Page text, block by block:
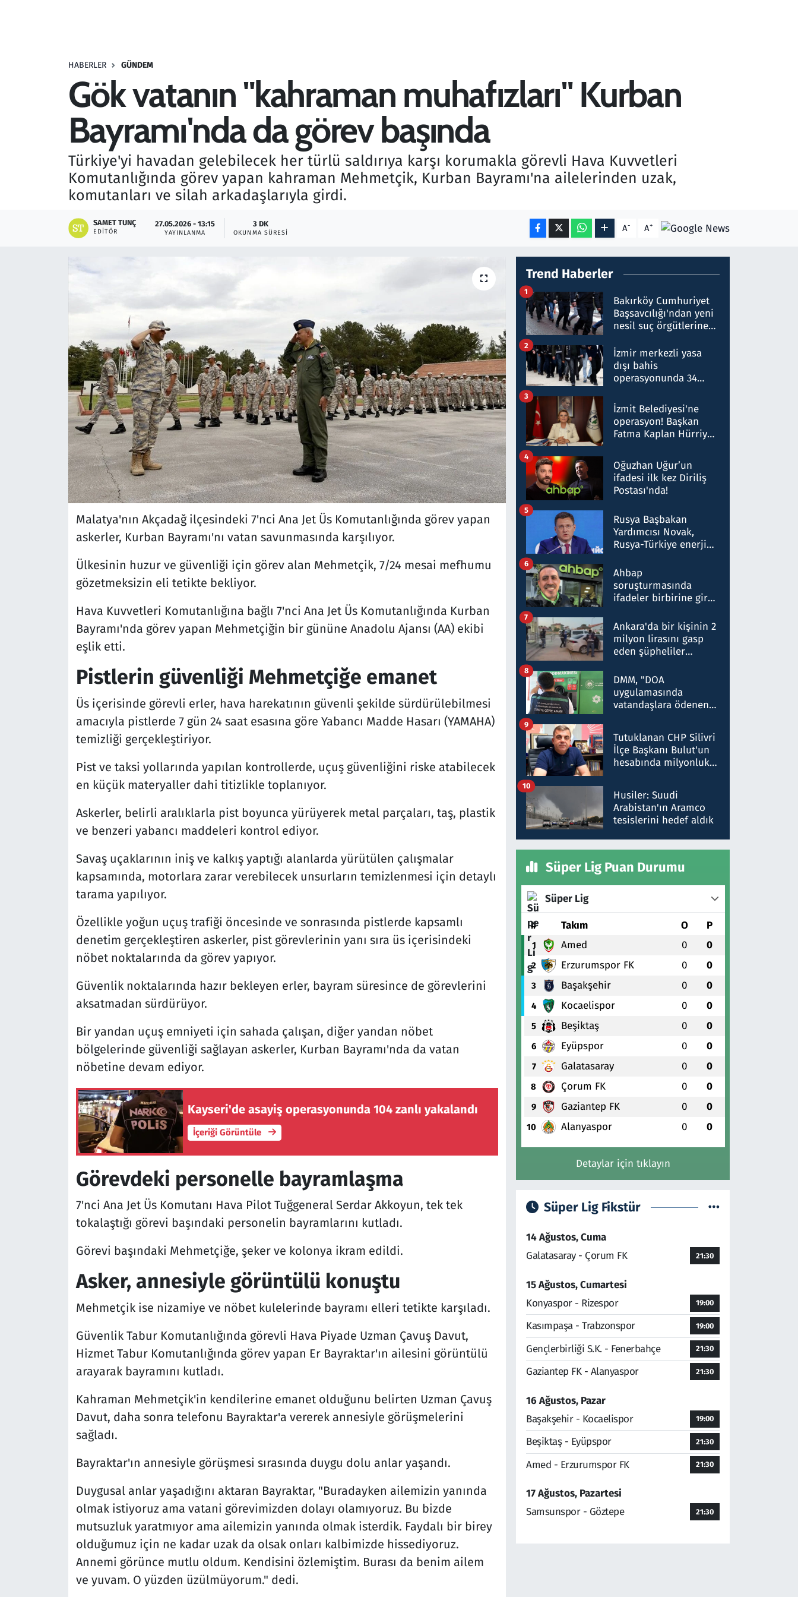
HABERLER GÜNDEM
Gök vatanın "kahraman muhafızları" Kurban
Bayramı'nda da görev başında
Türkiye'yi havadan gelebilecek her türlü saldırıya karşı korumakla görevli Hava Kuvvetleri
Komutanlığında görev yapan kahraman Mehmetçik, Kurban Bayramı'na ailelerinden uzak,
komutanları ve silah arkadaşlarıyla girdi.
SAMET TUNÇ
EDITÖR
27.05.2026 - 13:15
YAYINLANMA
3 DK
OKUNMA SÜRESI A- A+
Malatya'nın Akçadağ ilçesindeki 7'nci Ana Jet Üs Komutanlığında görev yapan
askerler, Kurban Bayramı'nı vatan savunmasında karşılıyor.
Ülkesinin huzur ve güvenliği için görev alan Mehmetçik, 7/24 mesai mefhumu
gözetmeksizin eli tetikte bekliyor.
Hava Kuvvetleri Komutanlığına bağlı 7'nci Ana Jet Üs Komutanlığında Kurban
Bayramı'nda görev yapan Mehmetçiğin bir gününe Anadolu Ajansı (AA) ekibi
eşlik etti.
Pistlerin güvenliği Mehmetçiğe emanet
Üs içerisinde görevli erler, hava harekatının güvenli şekilde sürdürülebilmesi
amacıyla pistlerde 7 gün 24 saat esasına göre Yabancı Madde Hasarı (YAMAHA)
temizliği gerçekleştiriyor.
Pist ve taksi yollarında yapılan kontrollerde, uçuş güvenliğini riske atabilecek
en küçük materyaller dahi titizlikle toplanıyor.
Askerler, belirli aralıklarla pist boyunca yürüyerek metal parçaları, taş, plastik
ve benzeri yabancı maddeleri kontrol ediyor.
Savaş uçaklarının iniş ve kalkış yaptığı alanlarda yürütülen çalışmalar
kapsamında, motorlara zarar verebilecek unsurların temizlenmesi için detaylı
tarama yapılıyor.
Özellikle yoğun uçuş trafiği öncesinde ve sonrasında pistlerde kapsamlı
denetim gerçekleştiren askerler, pist görevlerinin yanı sıra üs içerisindeki
nöbet noktalarında da görev yapıyor.
Güvenlik noktalarında hazır bekleyen erler, bayram süresince de görevlerini
aksatmadan sürdürüyor.
Bir yandan uçuş emniyeti için sahada çalışan, diğer yandan nöbet
bölgelerinde güvenliği sağlayan askerler, Kurban Bayramı'nda da vatan
nöbetine devam ediyor.
Kayseri'de asayiş operasyonunda 104 zanlı yakalandı
İçeriği Görüntüle
Görevdeki personelle bayramlaşma
7'nci Ana Jet Üs Komutanı Hava Pilot Tuğgeneral Serdar Akkoyun, tek tek
tokalaştığı görevi başındaki personelin bayramlarını kutladı.
Görevi başındaki Mehmetçiğe, şeker ve kolonya ikram edildi.
Asker, annesiyle görüntülü konuştu
Mehmetçik ise nizamiye ve nöbet kulelerinde bayramı elleri tetikte karşıladı.
Güvenlik Tabur Komutanlığında görevli Hava Piyade Uzman Çavuş Davut,
Hizmet Tabur Komutanlığında görev yapan Er Bayraktar'ın ailesini görüntülü
arayarak bayramını kutladı.
Kahraman Mehmetçik'in kendilerine emanet olduğunu belirten Uzman Çavuş
Davut, daha sonra telefonu Bayraktar'a vererek annesiyle görüşmelerini
sağladı.
Bayraktar'ın annesiyle görüşmesi sırasında duygu dolu anlar yaşandı.
Duygusal anlar yaşadığını aktaran Bayraktar, "Buradayken ailemizin yanında
olmak istiyoruz ama vatani görevimizden dolayı olamıyoruz. Bu bizde
mutsuzluk yaratmıyor ama ailemizin yanında olmak isterdik. Faydalı bir birey
olduğumuz için ne kadar uzak da olsak onları kalbimizde hissediyoruz.
Annemi görünce mutlu oldum. Kendisini özlemiştim. Burası da benim ailem
ve yuvam. O yüzden üzülmüyorum." dedi.
Trend Haberler
Bakırköy Cumhuriyet
Başsavcılığı'ndan yeni
nesil suç örgütlerine
hakkında gözaltı kararı
1
İzmir merkezli yasa
dışı bahis
operasyonunda 34
Milyar liralık para
trafiği tespit edildi
2
İzmit Belediyesi'ne
operasyon! Başkan
Fatma Kaplan Hürriyet
3
Oğuzhan Uğur’un
ifadesi ilk kez Diriliş
Postası'nda!
4
Rusya Başbakan
Yardımcısı Novak,
Rusya-Türkiye enerji
nitelikte olduğunu
belirtti
5
Ahbap
soruşturmasında
ifadeler birbirine girdi:
ifadelerinden ortaya
çıkan tablo şok etti
6
Ankara'da bir kişinin 2
milyon lirasını gasp
eden şüpheliler
7
DMM, "DOA
uygulamasında
vatandaşlara ödenen
düşürüldüğü" iddiasını
yalanladı
8
Tutuklanan CHP Silivri
İlçe Başkanı Bulut'un
hesabında milyonluk
talimat verdi, ben
gönderdim
9
Husiler: Suudi
Arabistan'ın Aramco
tesislerini hedef aldık
10
Süper Lig Puan Durumu
Süper Lig
# Takım O P
1 Amed 0 0
2 Erzurumspor FK 0 0
3 Başakşehir 0 0
4 Kocaelispor 0 0
5 Beşiktaş 0 0
6 Eyüpspor 0 0
7 Galatasaray 0 0
8 Çorum FK 0 0
9 Gaziantep FK 0 0
10 Alanyaspor 0 0
Detaylar için tıklayın
Süper Lig Fikstür
14 Ağustos, Cuma
Galatasaray - Çorum FK
21:30
15 Ağustos, Cumartesi
Konyaspor - Rizespor
19:00
Kasımpaşa - Trabzonspor 19:00
Gençlerbirliği S.K. - Fenerbahçe 21:30
Gaziantep FK - Alanyaspor 21:30
16 Ağustos, Pazar
Başakşehir - Kocaelispor
19:00
Beşiktaş - Eyüpspor 21:30
Amed - Erzurumspor FK 21:30
17 Ağustos, Pazartesi
Samsunspor - Göztepe
21:30
Savunma Sanayi
Televizyon